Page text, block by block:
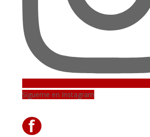
Sígueme en Instagram